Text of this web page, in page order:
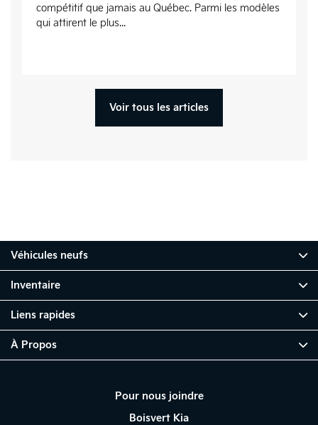
compétitif que jamais au Québec. Parmi les modèles
qui attirent le plus...
Voir tous les articles
Pour nous joindre
Boisvert Kia
Véhicules neufs
Inventaire
Liens rapides
À Propos